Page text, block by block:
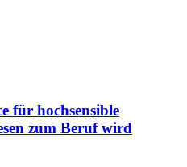
für hochsensible
zum Beruf wird